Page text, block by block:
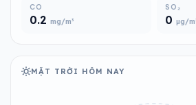
CO
0.2 mg/m³
SO₂
0 µg/
MẶT TRỜI HÔM NAY